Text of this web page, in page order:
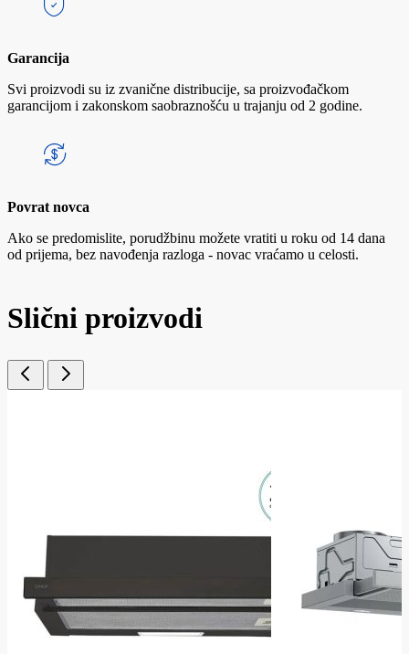
Garancija
Svi proizvodi su iz zvanične distribucije, sa proizvođačkom
garancijom i zakonskom saobraznošću u trajanju od 2 godine.
Povrat novca
Ako se predomislite, porudžbinu možete vratiti u roku od 14 dana
od prijema, bez navođenja razloga - novac vraćamo u celosti.
Slični proizvodi